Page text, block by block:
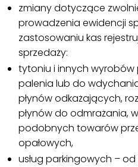
zmiany dotyczące
prowadzenia ewidencji
zastosowaniu kas
sprzedaży:
tytoniu i innych
palenia lub do
płynów odkażających,
płynów do odmrażania,
podobnych towarów
opałowych,
usług parkingowych – od